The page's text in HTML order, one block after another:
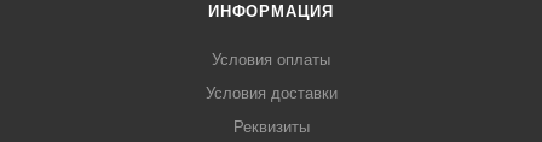
ИНФОРМАЦИЯ
Условия оплаты
Условия доставки
Реквизиты